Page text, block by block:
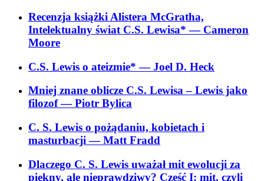
Recenzja książki Alistera McGratha,
Intelektualny świat C.S. Lewisa*— Cameron
Moore
C.S. Lewis o ateizmie*— Joel D. Heck
Mniej znane oblicze C.S. Lewisa – Lewis jako
filozof— Piotr Bylica
C. S. Lewis o pożądaniu, kobietach i
masturbacji— Matt Fradd
Dlaczego C. S. Lewis uważał mit ewolucji za
piękny, ale nieprawdziwy? Część I: mit, czyli